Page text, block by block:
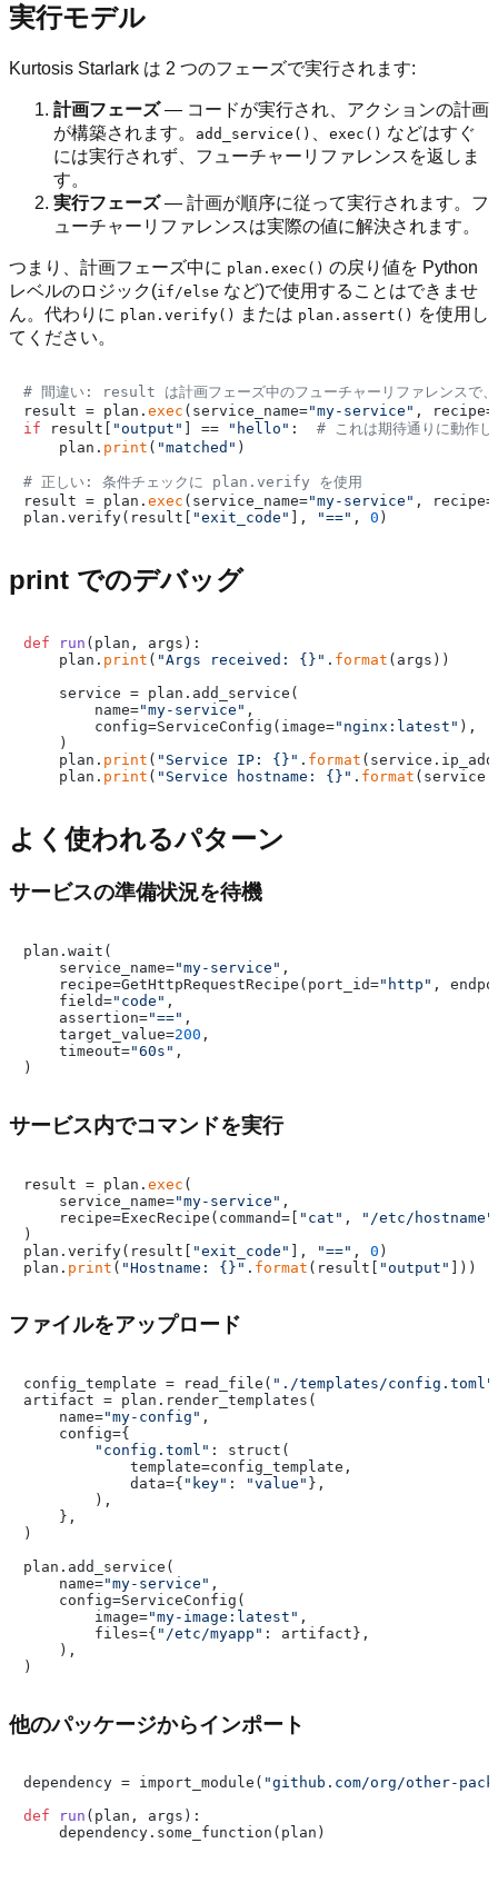
実行モデル
Kurtosis Starlark は 2 つのフェーズで実行されます:
計画フェーズ— コードが実行され、アクションの計画
が構築されます。
add_service() exec() などはすぐ
には実行されず、フューチャーリファレンスを返しま
す。
実行フェーズ— 計画が順序に従って実行されます。フ
ューチャーリファレンスは実際の値に解決されます。
つまり、計画フェーズ中に plan.exec() の戻り値を Python
レベルのロジック(if/else など)で使用することはできませ
ん。代わりに plan.verify() または plan.assert() を使用し
てください。
# 間違い: result は計画フェーズ中のフューチャーリファレンスで、
result = plan. exec (service_name="my-service" ,
if result[ "output" ] == "hello" : # これは期待通りに動作し
    plan.
print ( "matched" )
# 正しい: 条件チェックに plan.verify を使用
result = plan. exec (service_name="my-service" ,
plan.verify(result[
"exit_code" ], "==" , 0
print でのデバッグ
def run ( plan, args ):
    plan.
print ( "Args received: {}" . format (args))
    service = plan.add_service(
        name=
"my-service" ,
        config=ServiceConfig(image=
"nginx:latest" ),
    )
    plan.
print ( "Service IP: {}" . format
    plan.
print ( "Service hostname: {}" . format
よく使われるパターン
サービスの準備状況を待機
plan.wait(
    service_name=
"my-service" ,
    recipe=GetHttpRequestRecipe(port_id=
"http" ,
    field=
"code" ,
    assertion=
"==" ,
    target_value=
200 ,
    timeout=
"60s" ,
サービス内でコマンドを実行
result = plan. exec (
    service_name=
"my-service" ,
    recipe=ExecRecipe(command=[
"cat" , "/etc/hostname"
)
plan.verify(result[ "exit_code" ], "==" , 0 )
plan. print ( "Hostname: {}" . format (result[ "output"
ファイルをアップロード
config_template = read_file( "./templates/config.toml"
artifact = plan.render_templates(
    name=
"my-config" ,
    config={
"config.toml" : struct(
            template=config_template,
            data={
"key" : "value" },
        ),
    },
)
plan.add_service(
    name=
"my-service" ,
    config=ServiceConfig(
        image=
"my-image:latest" ,
        files={
"/etc/myapp" : artifact},
    ),
他のパッケージからインポート
dependency = import_module( "github.com/org/other-
def
run ( plan, args ):